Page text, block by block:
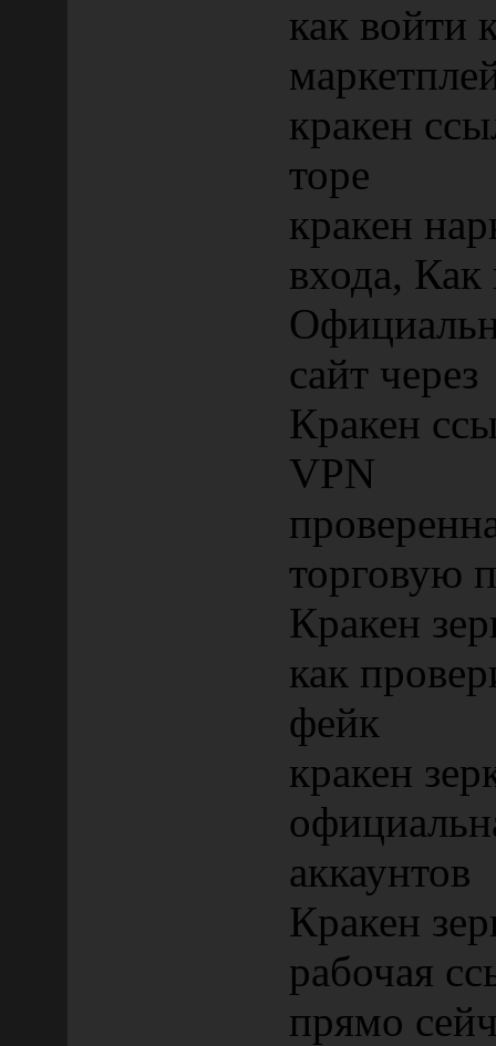
как войти
кракен
торе
кракен
входа,
сайт через
Кракен
VPN
торговую
Кракен
как
фейк
кракен
аккаунтов
Кракен
рабочая
прямо